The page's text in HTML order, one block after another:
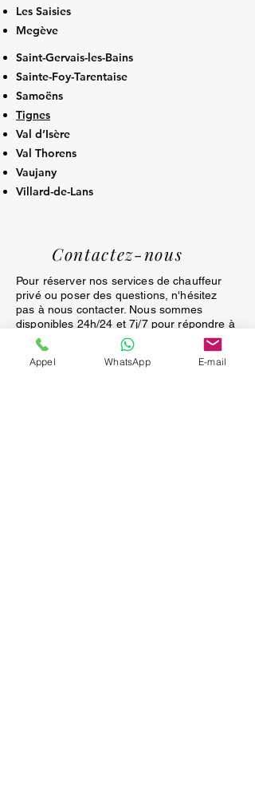
Les Saisies
Megève
Saint-Gervais-les-Bains
Sainte-Foy-Tarentaise
Samoëns
Tignes
Val d’Isère
Val Thorens
Vaujany
Villard-de-Lans
Contactez-nous
Pour réserver nos services de chauffeur
privé ou poser des questions, n'hésitez
pas à nous contacter. Nous sommes
disponibles 24h/24 et 7j/7 pour répondre à
toutes vos demandes. Remplissez le
formulaire ci-dessous ou appelez-nous
directement pour une assistance
Appel WhatsApp E-mail